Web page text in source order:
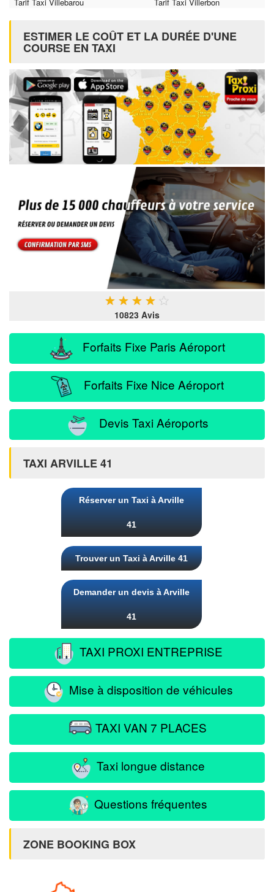
ESTIMER LE COÛT ET LA DURÉE D'UNE
COURSE EN TAXI
★ ★ ★ ★ ★
10823 Avis
Forfaits Fixe Paris Aéroport
Forfaits Fixe Nice Aéroport
Devis Taxi Aéroports
TAXI ARVILLE 41
Réserver un Taxi à Arville
41
Trouver un Taxi à Arville 41
Demander un devis à Arville
41
TAXI PROXI ENTREPRISE
Mise à disposition de véhicules
TAXI VAN 7 PLACES
Taxi longue distance
Questions fréquentes
ZONE BOOKING BOX